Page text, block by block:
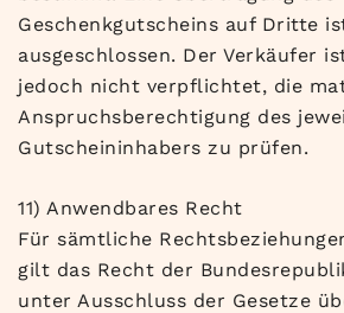
Geschenkgutscheins auf Dritte
ausgeschlossen. Der Verkäufer
jedoch nicht verpflichtet, die
Anspruchsberechtigung des
Gutscheininhabers zu prüfen.
11) Anwendbares Recht
Für sämtliche
gilt das Recht der
unter Ausschluss der Gesetze